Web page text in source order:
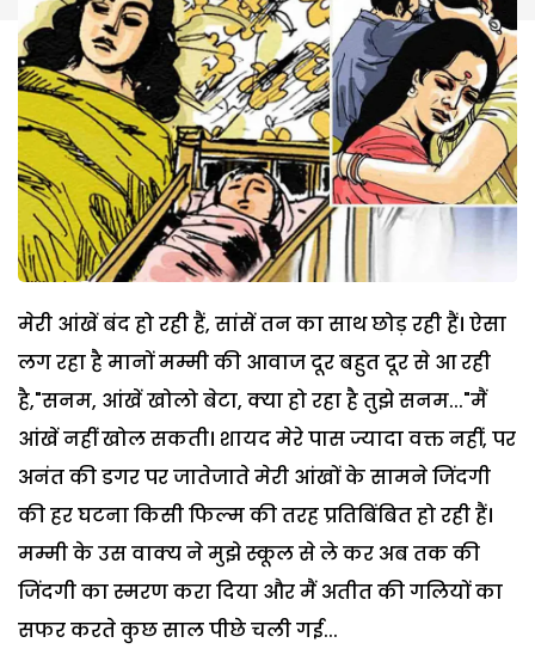
मेरी आंखें बंद हो रही हैं, सांसें तन का साथ छोड़ रही हैं। ऐसा
लग रहा है मानों मम्मी की आवाज दूर बहुत दूर से आ रही
है,"सनम, आंखें खोलो बेटा, क्या हो रहा है तुझे सनम..."मैं
आंखें नहीं खोल सकती। शायद मेरे पास ज्यादा वक्त नहीं, पर
अनंत की डगर पर जातेजाते मेरी आंखों के सामने जिंदगी
की हर घटना किसी फिल्म की तरह प्रतिबिंबित हो रही हैं।
मम्मी के उस वाक्य ने मुझे स्कूल से ले कर अब तक की
जिंदगी का स्मरण करा दिया और मैं अतीत की गलियों का
सफर करते कुछ साल पीछे चली गई...